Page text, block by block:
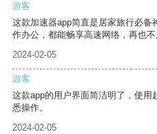
游客
这款加速器app简直是居家旅行必
作办公，都能畅享高速网络，再也不
2024-02-05
游客
这款app的用户界面简洁明了，使
悉操作。
2024-02-05